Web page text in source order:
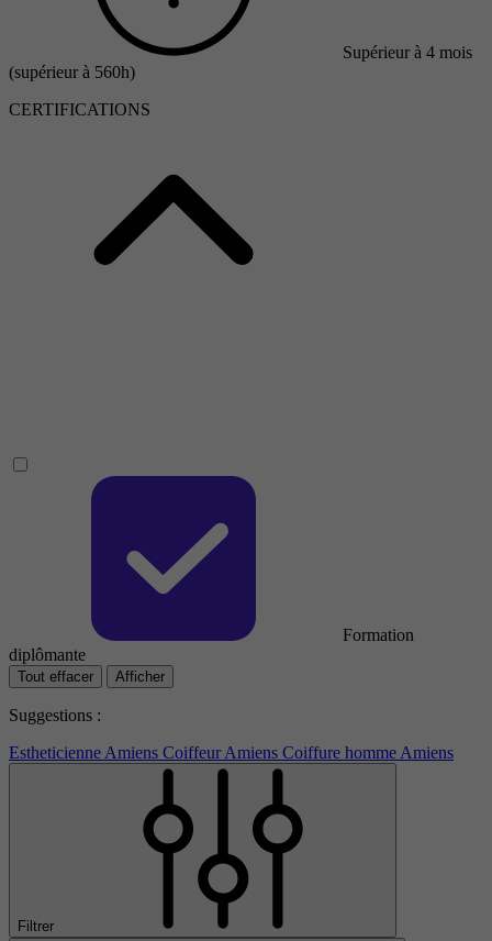
Supérieur à 4 mois
(supérieur à 560h)
CERTIFICATIONS
Formation
diplômante
Tout effacer Afficher
Suggestions :
Estheticienne Amiens Coiffeur Amiens Coiffure homme Amiens
Filtrer